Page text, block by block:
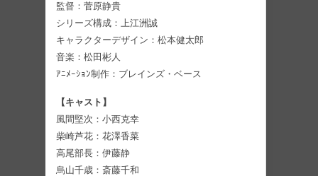
監督：菅原静貴
シリーズ構成：上江洲誠
キャラクターデザイン：松本健太郎
音楽：松田彬人
ｱﾆﾒｰｼｮﾝ制作：ブレインズ・ベース
【キャスト】
風間堅次：⼩⻄克幸
柴崎芦花：花澤⾹菜
⾼尾部⻑：伊藤静
烏山千歳：斎藤千和